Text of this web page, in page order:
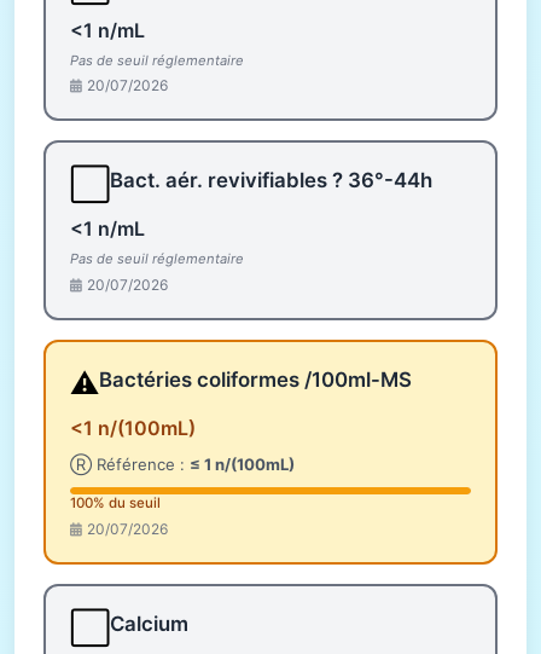
<1 n/mL
Pas de seuil réglementaire
20/07/2026
Bact. aér. revivifiables ? 36°-44h
<1 n/mL
Pas de seuil réglementaire
20/07/2026
⚠️Bactéries coliformes /100ml-MS
<1 n/(100mL)
Ⓡ Référence : ≤ 1 n/(100mL)
100% du seuil
20/07/2026
Calcium